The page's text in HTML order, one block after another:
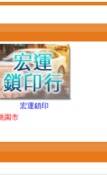
宏運鎖印
園市